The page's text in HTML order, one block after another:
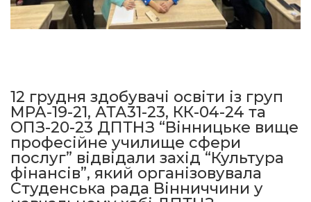
12 грудня здобувачі освіти із груп
МРА-19-21, АТА31-23, КК-04-24 та
ОПЗ-20-23 ДПТНЗ “Вінницьке вище
професійне училище сфери
послуг” відвідали захід “Культура
фінансів”, який організовувала
Студенська рада Вінниччини у